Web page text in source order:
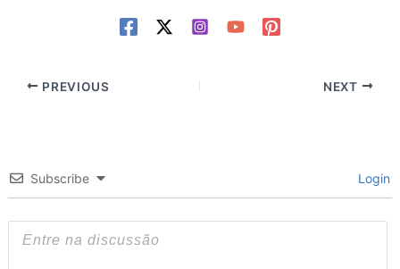
PREVIOUS NEXT
Subscribe Login